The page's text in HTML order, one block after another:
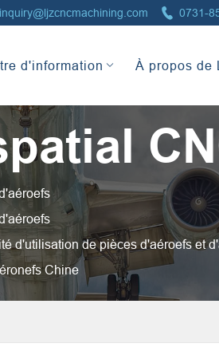
inquiry@ljzcncmachining.com  0731-
d'information À propos de
d'utilisation de pièces d'aéroefs et
Chine